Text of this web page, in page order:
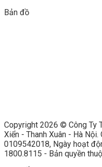
Bản đồ
Copyright 2026 © Công Ty
Xiển - Thanh Xuân - Hà
0109542018, Ngày hoạt
1800.8115 - Bản quyền